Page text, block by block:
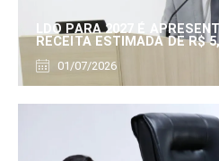
LDO PARA 2027 É
RECEITA ESTIMADA DE R$
01/07/2026